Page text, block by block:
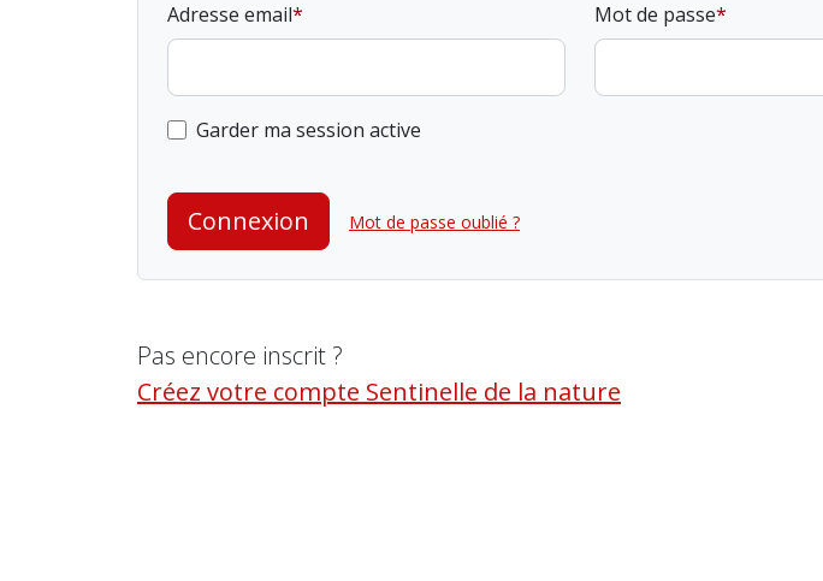
Adresse email Mot de passe
Garder ma session active
Connexion Mot de passe oublié ?
Pas encore inscrit ?
Créez votre compte Sentinelle de la nature